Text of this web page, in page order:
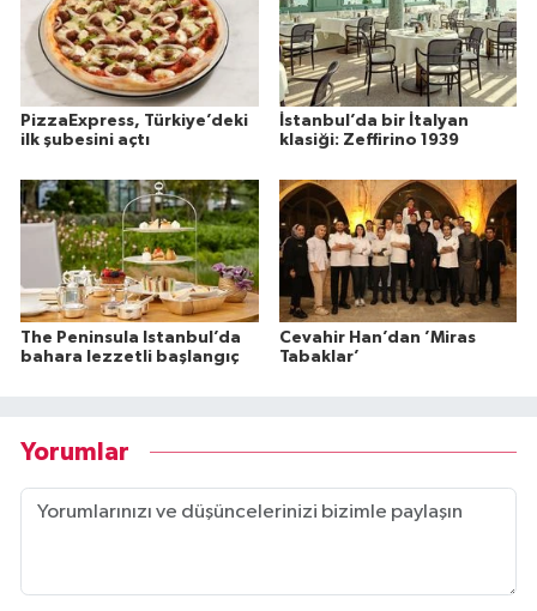
PizzaExpress, Türkiye’deki
ilk şubesini açtı
İstanbul’da bir İtalyan
klasiği: Zeffirino 1939
The Peninsula Istanbul’da
bahara lezzetli başlangıç
Cevahir Han’dan ’Miras
Tabaklar’
Yorumlar